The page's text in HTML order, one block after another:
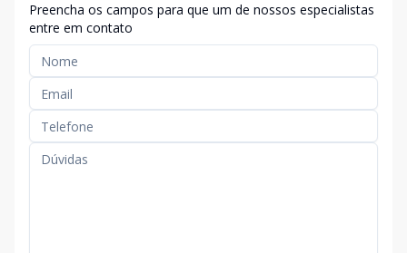
Preencha os campos para que um de nossos especialistas
entre em contato